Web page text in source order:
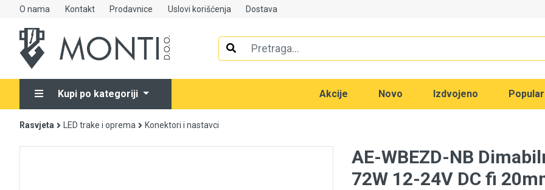
O nama Kontakt Prodavnice Uslovi korišćenja Dostava
Kupi po kategoriji Akcije Novo Izdvojeno
Alati
Elektrooprema
Grijanje i klimatizacija
Mjerno-regulaciona oprema
Rasvjeta LED trake i oprema Konektori i nastavci
AE-WBEZD-NB
72W 12-24V DC fi